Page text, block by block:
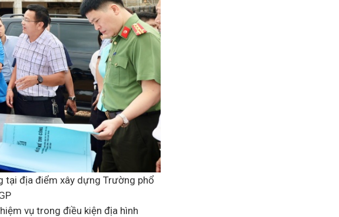
tại địa điểm xây dựng Trường phổ
vụ trong điều kiện địa hình